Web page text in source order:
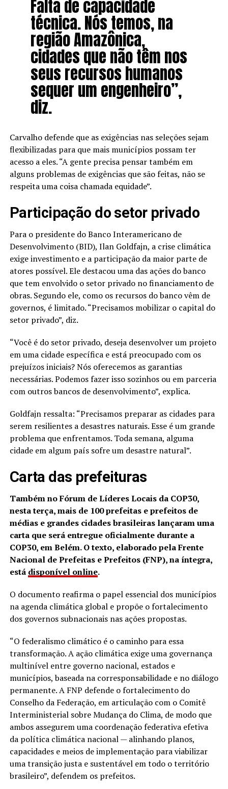
Falta de capacidade
técnica. Nós temos, na
região Amazônica,
cidades que não têm nos
seus recursos humanos
sequer um engenheiro”,
diz.
Carvalho defende que as exigências nas seleções sejam
flexibilizadas para que mais municípios possam ter
acesso a eles. “A gente precisa pensar também em
alguns problemas de exigências que são feitas, não se
respeita uma coisa chamada equidade”.
Participação do setor privado
Para o presidente do Banco Interamericano de
Desenvolvimento (BID), Ilan Goldfajn, a crise climática
exige investimento e a participação da maior parte de
atores possível. Ele destacou uma das ações do banco
que tem envolvido o setor privado no financiamento de
obras. Segundo ele, como os recursos do banco vêm de
governos, é limitado. “Precisamos mobilizar o capital do
setor privado”, diz.
“Você é do setor privado, deseja desenvolver um projeto
em uma cidade específica e está preocupado com os
prejuízos iniciais? Nós oferecemos as garantias
necessárias. Podemos fazer isso sozinhos ou em parceria
com outros bancos de desenvolvimento”, explica.
Goldfajn ressalta: “Precisamos preparar as cidades para
serem resilientes a desastres naturais. Esse é um grande
problema que enfrentamos. Toda semana, alguma
cidade em algum país sofre um desastre natural”.
Carta das prefeituras
Também no Fórum de Líderes Locais da COP30,
nesta terça, mais de 100 prefeitas e prefeitos de
médias e grandes cidades brasileiras lançaram uma
carta que será entregue oficialmente durante a
COP30, em Belém. O texto, elaborado pela Frente
Nacional de Prefeitas e Prefeitos (FNP), na íntegra,
está disponível online.
O documento reafirma o papel essencial dos municípios
na agenda climática global e propõe o fortalecimento
dos governos subnacionais nas ações propostas.
“O federalismo climático é o caminho para essa
transformação. A ação climática exige uma governança
multinível entre governo nacional, estados e
municípios, baseada na corresponsabilidade e no diálogo
permanente. A FNP defende o fortalecimento do
Conselho da Federação, em articulação com o Comitê
Interministerial sobre Mudança do Clima, de modo que
ambos assegurem uma coordenação federativa efetiva
da política climática nacional — alinhando planos,
capacidades e meios de implementação para viabilizar
uma transição justa e sustentável em todo o território
brasileiro”, defendem os prefeitos.